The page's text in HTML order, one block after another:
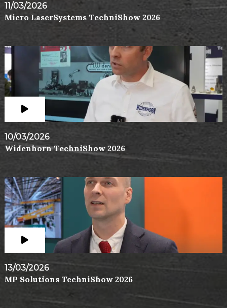
11/03/2026
Micro LaserSystems TechniShow 2026
10/03/2026
Widenhorn TechniShow 2026
13/03/2026
MP Solutions TechniShow 2026